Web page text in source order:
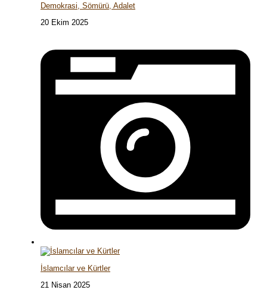
Demokrasi, Sömürü, Adalet
20 Ekim 2025
İslamcılar ve Kürtler
21 Nisan 2025